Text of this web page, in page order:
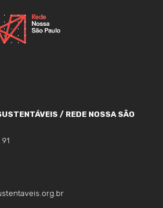
/ REDE NOSSA SÃO